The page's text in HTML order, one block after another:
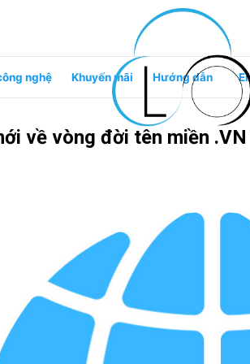
nghệ Khuyến mãi Hướng dẫn
về vòng đời tên miền